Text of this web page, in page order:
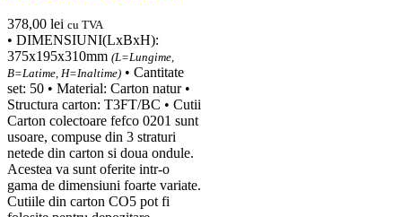
378,00 lei cu TVA
• DIMENSIUNI(LxBxH):
375x195x310mm (L=Lungime,
B=Latime, H=Inaltime) • Cantitate
set: 50 • Material: Carton natur •
Structura carton: T3FT/BC • Cutii
Carton colectoare fefco 0201 sunt
usoare, compuse din 3 straturi
netede din carton si doua ondule.
Acestea va sunt oferite intr-o
gama de dimensiuni foarte variate.
Cutiile din carton CO5 pot fi